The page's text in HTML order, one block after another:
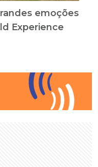
emoções
Experience